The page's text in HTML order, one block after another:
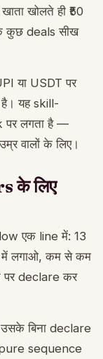
खोलते ही ₹50
कुछ deals सीख
या USDT पर
है। यह skill-
पर लगता है —
वालों के लिए।
के लिए
एक line में: 13
में लगाओ, कम से कम
declare कर
बिना declare
sequence